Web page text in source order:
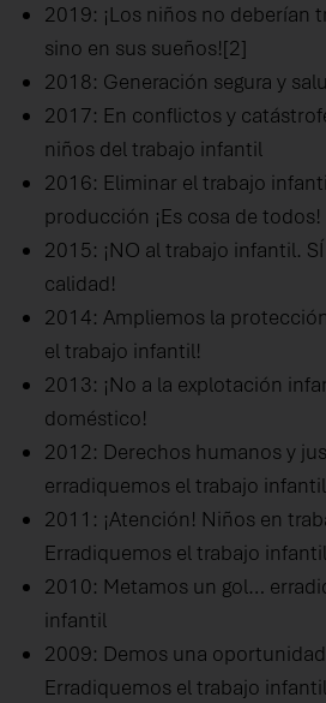
2019: ¡Los niños no deberían
sino en sus sueños![2]
2018: Generación segura y
2017: En conflictos y
niños del trabajo infantil
2016: Eliminar el trabajo
producción ¡Es cosa de todos!
2015: ¡NO al trabajo infantil.
calidad!
2014: Ampliemos la
el trabajo infantil!
2013: ¡No a la explotación
doméstico!
2012: Derechos humanos y
erradiquemos el trabajo infantil
2011: ¡Atención! Niños en
Erradiquemos el trabajo infantil
2010: Metamos un gol…
infantil
2009: Demos una
Erradiquemos el trabajo infantil